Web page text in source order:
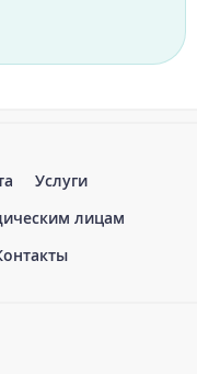
Услуги
лицам